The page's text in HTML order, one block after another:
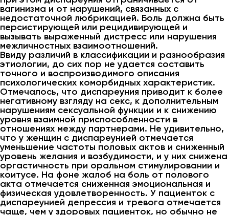
вагинизма и от нарушений, связанных с
недостаточной любрикацией. Боль должна быть
персистирующей или рецидивирующей и
вызывать выраженный дистресс или нарушения
межличностных взаимоотношений.
Ввиду различий в классификации и разнообразия
этиологии, до сих пор не удается составить
точного и воспроизводимого описания
психологических коморбидных характеристик.
Отмечалось, что диспареуния приводит к более
негативному взгляду на секс, к дополнительным
нарушениям сексуальной функции и к снижению
уровня взаимной приспособленности в
отношениях между партнерами. Не удивительно,
что у женщин с диспареунией отмечается
уменьшение частоты половых актов и сниженный
уровень желания и возбудимости, и у них снижена
оргастичность при оральном стимулировании и
коитусе. На фоне жалоб на боль от полового
акта отмечается сниженная эмоциональная и
физическая удовлетворенность. У пациенток с
диспареунией депрессия и тревога отмечается
чаще, чем у здоровых пациенток, но обычно не